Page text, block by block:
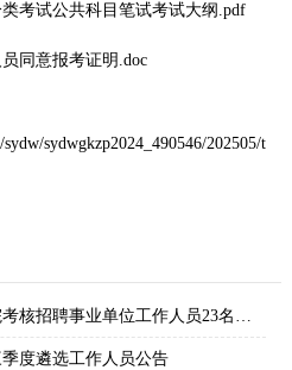
考试公共科目笔试考试大纲.pdf
同意报考证明.doc
sydwgkzp2024_490546/202505/t
2025年重庆建筑工程职业学院考核招聘事业单位工作人员23名公告
度遴选工作人员公告